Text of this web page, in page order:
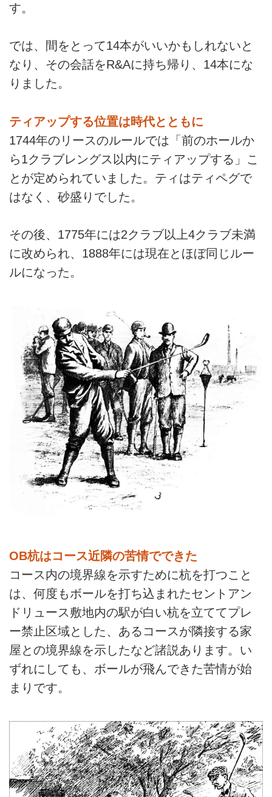
す。
では、間をとって14本がいいかもしれないと
なり、その会話をR&Aに持ち帰り、14本にな
りました。
ティアップする位置は時代とともに
1744年のリースのルールでは「前のホールか
ら1クラブレングス以内にティアップする」こ
とが定められていました。ティはティペグで
はなく、砂盛りでした。
その後、1775年には2クラブ以上4クラブ未満
に改められ、1888年には現在とほぼ同じルー
ルになった。
OB杭はコース近隣の苦情でできた
コース内の境界線を示すために杭を打つこと
は、何度もボールを打ち込まれたセントアン
ドリュース敷地内の駅が白い杭を立ててプレ
ー禁止区域とした、あるコースが隣接する家
屋との境界線を示したなど諸説あります。い
ずれにしても、ボールが飛んできた苦情が始
まりです。